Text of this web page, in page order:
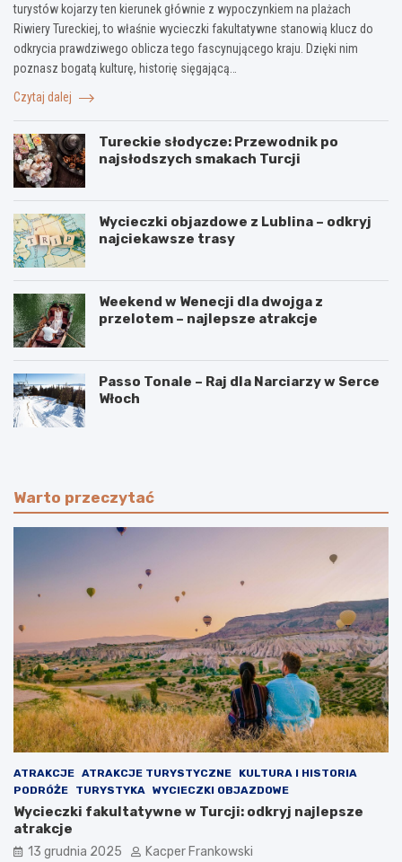
turystów kojarzy ten kierunek głównie z wypoczynkiem na plażach
Riwiery Tureckiej, to właśnie wycieczki fakultatywne stanowią klucz do
odkrycia prawdziwego oblicza tego fascynującego kraju. Dzięki nim
poznasz bogatą kulturę, historię sięgającą…
Czytaj dalej
Tureckie słodycze: Przewodnik po
najsłodszych smakach Turcji
Wycieczki objazdowe z Lublina – odkryj
najciekawsze trasy
Weekend w Wenecji dla dwojga z
przelotem – najlepsze atrakcje
Passo Tonale – Raj dla Narciarzy w Serce
Włoch
Warto przeczytać
ATRAKCJE ATRAKCJE TURYSTYCZNE
KULTURA I HISTORIA
PODRÓŻE
TURYSTYKA WYCIECZKI OBJAZDOWE
Wycieczki fakultatywne w Turcji: odkryj najlepsze
atrakcje
13 grudnia 2025 Kacper Frankowski